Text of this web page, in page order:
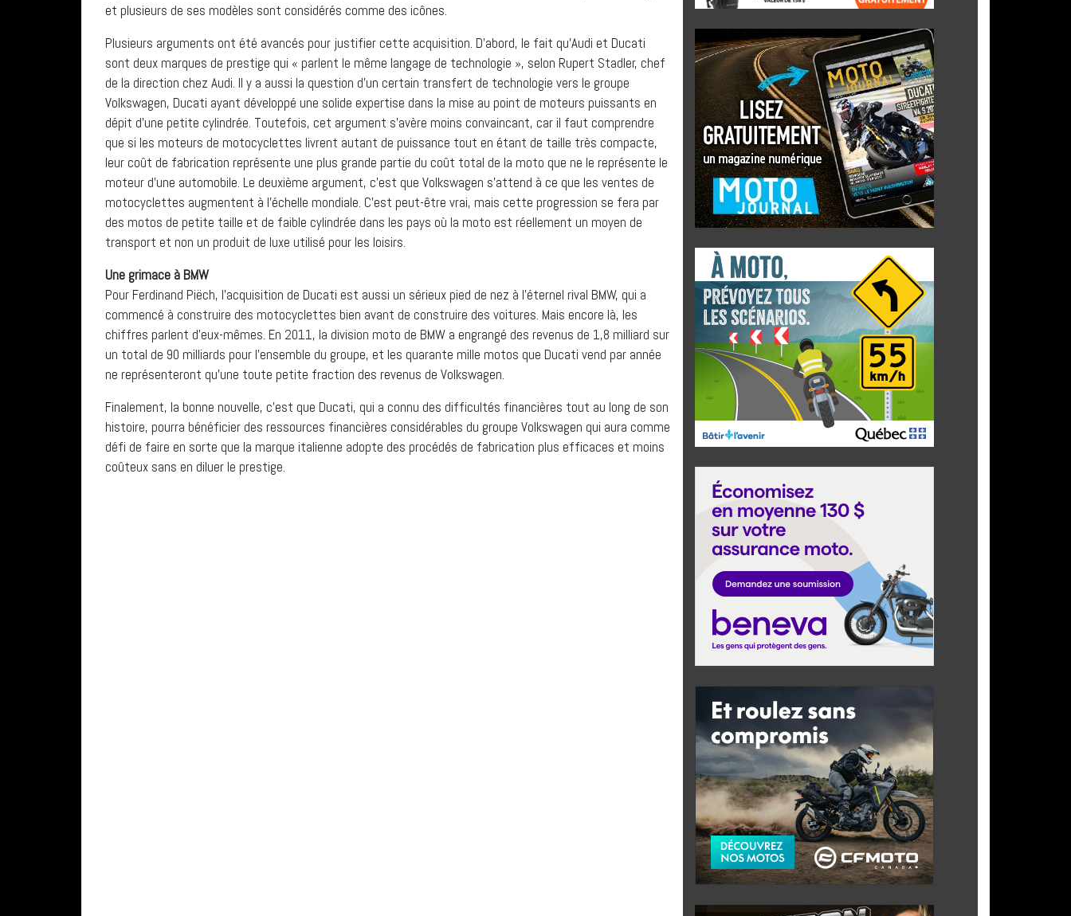
et plusieurs de ses modèles sont considérés comme des icônes.
Plusieurs arguments ont été avancés pour justifier cette acquisition. D’abord, le fait qu’Audi et Ducati
sont deux marques de prestige qui « parlent le même langage de technologie », selon Rupert Stadler, chef
de la direction chez Audi. Il y a aussi la question d’un certain transfert de technologie vers le groupe
Volkswagen, Ducati ayant développé une solide expertise dans la mise au point de moteurs puissants en
dépit d’une petite cylindrée. Toutefois, cet argument s’avère moins convaincant, car il faut comprendre
que si les moteurs de motocyclettes livrent autant de puissance tout en étant de taille très compacte,
leur coût de fabrication représente une plus grande partie du coût total de la moto que ne le représente le
moteur d’une automobile. Le deuxième argument, c’est que Volkswagen s’attend à ce que les ventes de
motocyclettes augmentent à l’échelle mondiale. C’est peut-être vrai, mais cette progression se fera par
des motos de petite taille et de faible cylindrée dans les pays où la moto est réellement un moyen de
transport et non un produit de luxe utilisé pour les loisirs.
Une grimace à BMW
Pour Ferdinand Piëch, l’acquisition de Ducati est aussi un sérieux pied de nez à l’éternel rival BMW, qui a
commencé à construire des motocyclettes bien avant de construire des voitures. Mais encore là, les
chiffres parlent d’eux-mêmes. En 2011, la division moto de BMW a engrangé des revenus de 1,8 milliard sur
un total de 90 milliards pour l’ensemble du groupe, et les quarante mille motos que Ducati vend par année
ne représenteront qu’une toute petite fraction des revenus de Volkswagen.
Finalement, la bonne nouvelle, c’est que Ducati, qui a connu des difficultés financières tout au long de son
histoire, pourra bénéficier des ressources financières considérables du groupe Volkswagen qui aura comme
défi de faire en sorte que la marque italienne adopte des procédés de fabrication plus efficaces et moins
coûteux sans en diluer le prestige.